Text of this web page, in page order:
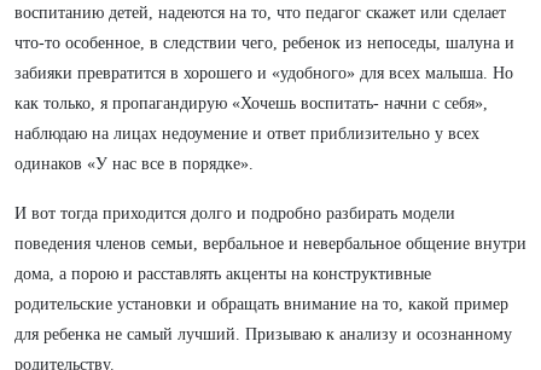
воспитанию детей, надеются на то, что педагог скажет или сделает
что-то особенное, в следствии чего, ребенок из непоседы, шалуна и
забияки превратится в хорошего и «удобного» для всех малыша. Но
как только, я пропагандирую «Хочешь воспитать- начни с себя»,
наблюдаю на лицах недоумение и ответ приблизительно у всех
одинаков «У нас все в порядке».
И вот тогда приходится долго и подробно разбирать модели
поведения членов семьи, вербальное и невербальное общение внутри
дома, а порою и расставлять акценты на конструктивные
родительские установки и обращать внимание на то, какой пример
для ребенка не самый лучший. Призываю к анализу и осознанному
родительству.